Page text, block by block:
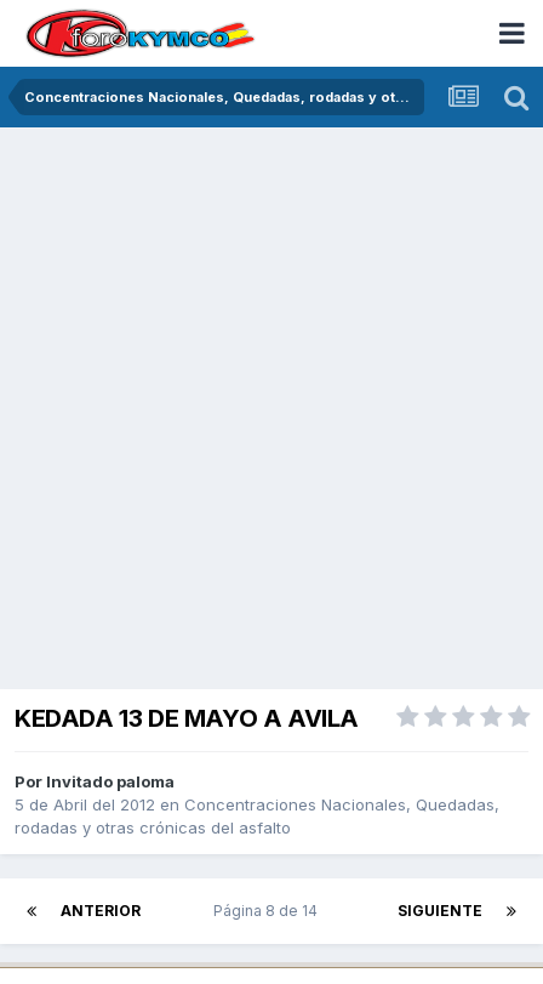
Concentraciones Nacionales, Quedadas, rodadas y otras crónicas del asfalto
KEDADA 13 DE MAYO A AVILA
Por Invitado paloma
5 de Abril del 2012 en Concentraciones Nacionales, Quedadas,
rodadas y otras crónicas del asfalto
ANTERIOR SIGUIENTE
Página 8 de 14